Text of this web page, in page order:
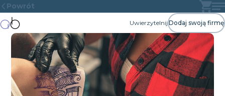
Powrót
UwierzytelnijDodaj swoją firmę